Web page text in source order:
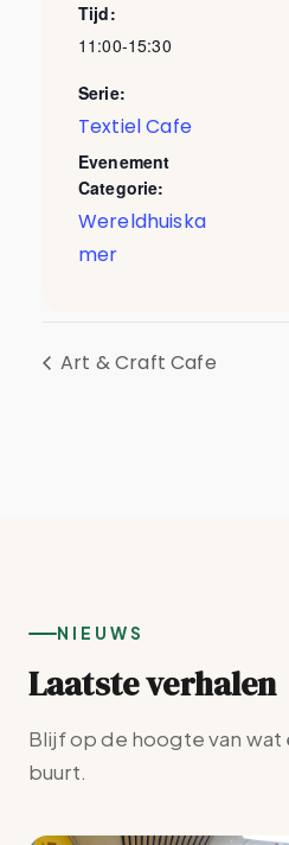
Tijd:
11:00-15:30
Serie:
Textiel Cafe
Evenement
Categorie:
Wereldhuiska
mer
Art & Craft Cafe
NIEUWS
Laatste verhalen
Blijf op de hoogte van
buurt.